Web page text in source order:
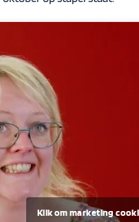
Klik om marketing